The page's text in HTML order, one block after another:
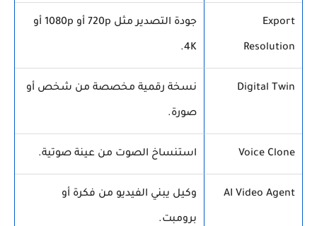
Export
Resolution
جودة التصدير مثل 720p أو 1080p أو
4K.
Digital Twin نسخة رقمية مخصصة من شخص أو
صورة.
Voice Clone استنساخ الصوت من عينة صوتية.
AI Video Agent وكيل يبني الفيديو من فكرة أو
برومبت.